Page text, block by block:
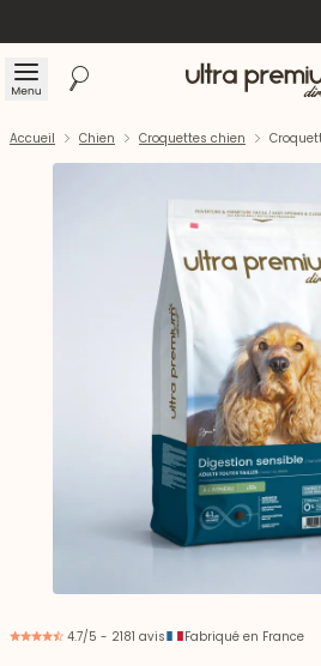
Menu Rechercher Accueil
Accueil Chien Croquettes chien
4.7/5 - 2181 avis Fabriqué en France